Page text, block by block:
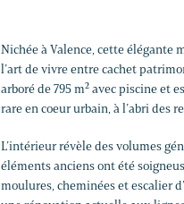
Nichée à Valence, cette élégante
l’art de vivre entre cachet
arboré de 795 m² avec piscine et
rare en coeur urbain, à l’abri des
L’intérieur révèle des volumes
éléments anciens ont été
moulures, cheminées et escalier